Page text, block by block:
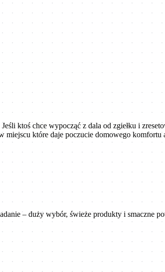
ktoś chce wypocząć z dala od zgiełku i
miejscu które daje poczucie domowego komfortu
– duży wybór, świeże produkty i smaczne